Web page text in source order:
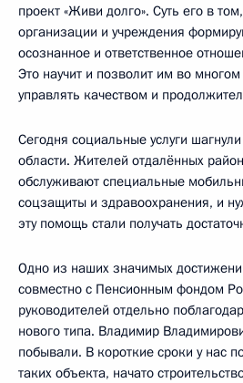
проект «Живи долго». Суть его в
организации и учреждения
осознанное и ответственное
Это научит и позволит им во
управлять качеством и
Сегодня социальные услуги
области. Жителей отдалённых
обслуживают специальные
соцзащиты и здравоохранения, и
эту помощь стали получать
Одно из наших значимых
совместно с Пенсионным фондом
руководителей отдельно
нового типа. Владимир
побывали. В короткие сроки у нас
таких объекта, начато